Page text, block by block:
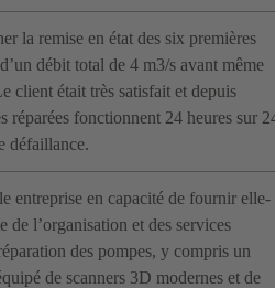
la remise en état des six premières
débit total de 4 m3/s avant même
client était très satisfait et depuis
réparées fonctionnent 24 heures sur
défaillance.
entreprise en capacité de fournir elle-
de l’organisation et des services
des pompes, y compris un
de scanners 3D modernes et de